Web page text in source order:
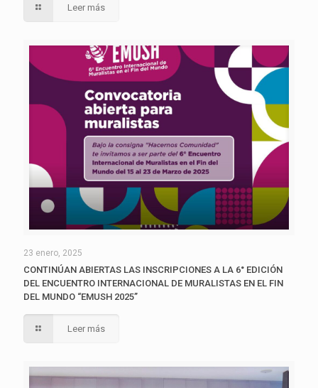
Leer más
23 enero, 2025
CONTINÚAN ABIERTAS LAS INSCRIPCIONES A LA 6° EDICIÓN
DEL ENCUENTRO INTERNACIONAL DE MURALISTAS EN EL FIN
DEL MUNDO “EMUSH 2025”
Leer más